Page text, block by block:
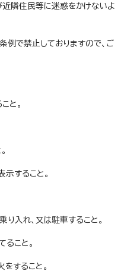
隣住民等に迷惑をかけないよ
例で禁止しておりますので、ご
と。
示すること。
入れ、又は駐車すること。
こと。
すること。